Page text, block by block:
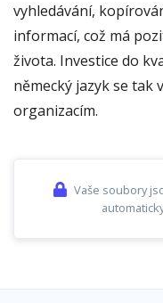
vyhledávání,
informací, což má
života. Investice do
německý jazyk se tak
organizacím.
Vaše soubory